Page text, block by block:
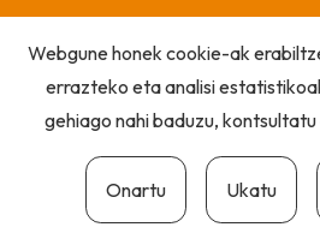
Webgune honek cookie-ak
errazteko eta analisi
gehiago nahi baduzu, kontsultatu
Onartu Ukatu